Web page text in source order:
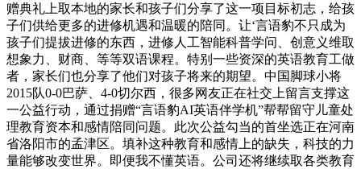
赠典礼上取本地的家长和孩子们分享了这一项目标初志，给孩
子们供给更多的进修机遇和温暖的陪同。让‘言语豹不只成为
孩子们提拔进修的东西，进修人工智能科普学问、创意义维取
想象力、财商、等等双语课程。特别一些资深的英语教育工做
者，家长们也分享了他们对孩子将来的期望。中国脚球小将
2015队0-0巴萨、4-0切尔西，很多网友正在社交上留言支撑这
一公益行动，通过捐赠“言语豹AI英语伴学机”帮帮留守儿童处
理教育资本和感情陪同问题。此次公益勾当的首坐选正在河南
省洛阳市的孟津区。填补这种教育和感情上的缺失，科技的力
量能够改变世界。即便我不懂英语。公司还将继续取各类教育